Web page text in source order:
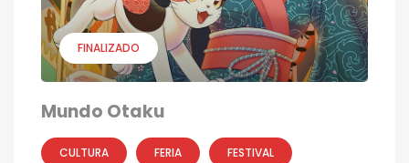
FINALIZADO
Mundo Otaku
CULTURA FERIA FESTIVAL